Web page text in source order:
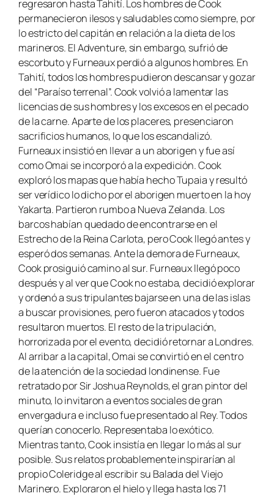
regresaron hasta Tahití. Los hombres de Cook
permanecieron ilesos y saludables como siempre, por
lo estricto del capitán en relación a la dieta de los
marineros. ElAdventure, sin embargo, sufrió de
escorbuto y Furneaux perdió a algunos hombres. En
Tahití, todos los hombres pudieron descansar y gozar
del “Paraíso terrenal”. Cook volvió a lamentar las
licencias de sus hombres y los excesos en el pecado
de la carne. Aparte de los placeres, presenciaron
sacrificios humanos, lo que los escandalizó.
Furneaux insistió en llevar a un aborigen y fue así
como Omai se incorporó a la expedición. Cook
exploró los mapas que había hecho Tupaia y resultó
ser verídico lo dicho por el aborigen muerto en la hoy
Yakarta. Partieron rumbo a Nueva Zelanda. Los
barcos habían quedado de encontrarse en el
Estrecho de la Reina Carlota, pero Cook llegó antes y
esperó dos semanas. Ante la demora de Furneaux,
Cook prosiguió camino al sur. Furneaux llegó poco
después y al ver que Cook no estaba, decidió explorar
y ordenó a sus tripulantes bajarse en una de las islas
a buscar provisiones, pero fueron atacados y todos
resultaron muertos. El resto de la tripulación,
horrorizada por el evento, decidió retornar a Londres.
Al arribar a la capital, Omai se convirtió en el centro
de la atención de la sociedad londinense. Fue
retratado por Sir Joshua Reynolds, el gran pintor del
minuto, lo invitaron a eventos sociales de gran
envergadura e incluso fue presentado al Rey. Todos
querían conocerlo. Representaba lo exótico.
Mientras tanto, Cook insistía en llegar lo más al sur
posible. Sus relatos probablemente inspirarían al
propio Coleridge al escribir su Balada del Viejo
Marinero. Exploraron el hielo y llega hasta los 71